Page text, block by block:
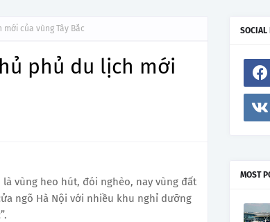
của vùng Tây Bắc
phủ du lịch mới
vùng heo hút, đói nghèo, nay vùng đất
ngõ Hà Nội với nhiều khu nghỉ dưỡng
SOCIAL
MOST